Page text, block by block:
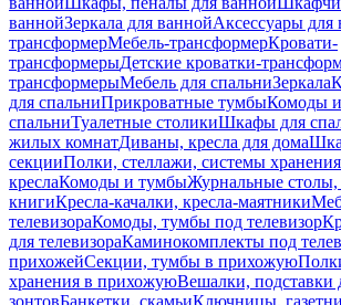
ваннойЗеркала для ваннойАксессуары для
трансформерМебель-трансформерКровати-
трансформерыДетские кроватки-
трансформерыМебель для спальниЗеркала
для спальниПрикроватные тумбыКомоды
спальниТуалетные столикиШкафы для
жилых комнатДиваны, кресла для дома
секцииПолки, стеллажи, системы хранения
креслаКомоды и тумбыЖурнальные столы,
книгиКресла-качалки, кресла-маятники
телевизораКомоды, тумбы под телевизор
для телевизораКаминокомплекты под
прихожейСекции, тумбы в прихожую
хранения в прихожуюВешалки, подставки
зонтовБанкетки, скамьиКлючницы,